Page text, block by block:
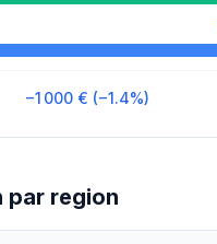
−1 000 € (−1.4%)
par region